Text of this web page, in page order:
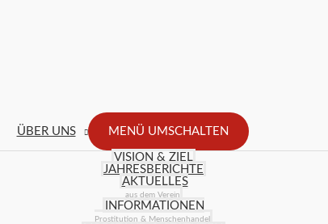
ÜBER UNS MENÜ UMSCHALTEN
VISION & ZIEL
JAHRESBERICHTE
AKTUELLES
aus dem Verein
INFORMATIONEN
Prostitution & Menschenhandel